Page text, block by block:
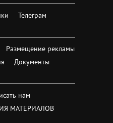
Телеграм
Размещение рекламы
Документы
нам
МАТЕРИАЛОВ